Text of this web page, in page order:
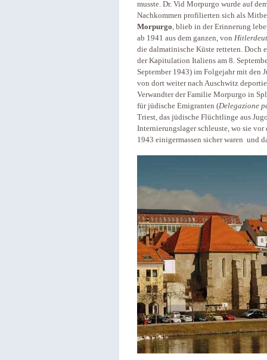
musste. Dr. Vid Morpurgo wurde auf
Nachkommen profilierten sich als
Morpurgo, blieb in der Erinnerung
ab 1941 aus dem ganzen, von
die dalmatinische Küste retteten. Doch
der Kapitulation Italiens am 8.
September 1943) im Folgejahr mit den
von dort weiter nach Auschwitz
Verwandter der Familie Morpurgo in
für jüdische Emigranten (Delegazione
Triest, das jüdische Flüchtlinge aus
Internierungslager schleuste, wo sie
1943 einigermassen sicher waren und